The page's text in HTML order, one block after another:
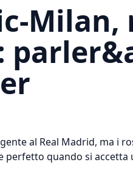
Milan,
al Real Madrid, ma i
perfetto quando si